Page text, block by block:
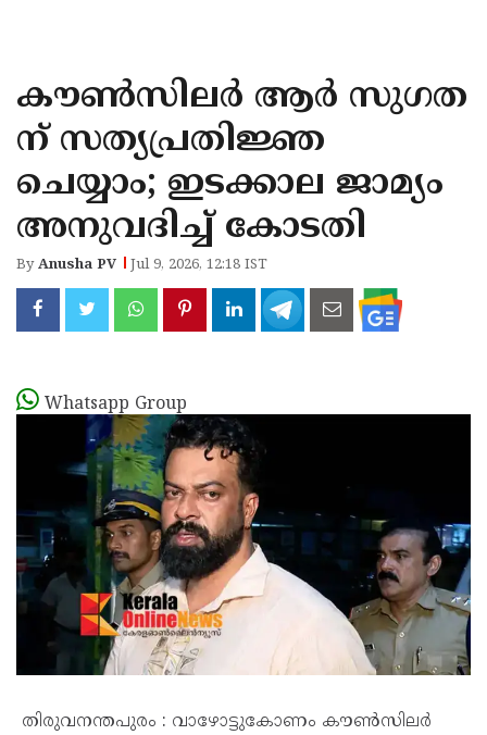
KANNUR
KASARAGOD
കൗൺസിലർ ആർ സുഗത
ന് സത്യപ്രതിജ്ഞ
ചെയ്യാം; ഇടക്കാല ജാമ്യം
അനുവദിച്ച് കോടതി
ByAnusha PV Jul 9, 2026, 12:18 IST
Whatsapp Group
തിരുവനന്തപുരം : വാഴോട്ടുകോണം കൗൺസിലർ